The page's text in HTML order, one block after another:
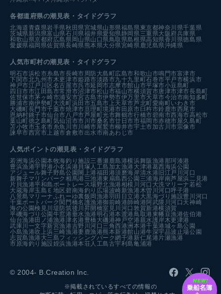
各都道府県の潮見表 ・タイドグラフ
北海道青森県岩手県秋田県宮城県山形県福島県 東京都神奈川県千葉県
茨城県 新潟県富山県石川県福井県愛知県静岡県 三重県大阪府兵庫県
和歌山県京都府広島県 岡山県山口県 鳥取県島根県高知県香川県徳島県
愛媛県福岡県佐賀県長崎県 熊本県大分県宮崎県 鹿児島県沖縄県
人気市町村の潮見表・タイドグラフ
明石市浜松市糸島市長崎市 周防大島町広島市和歌山市鳴門市富津市
下関市北九州市木更津市姫路市淡路市九十九里町石巻市平戸市横浜市
神戸市江戸川区名古屋市呉市延岡市志摩市館山市平塚市小豆島町
四日市市江田島市常滑市沼津市松山市福山市横須賀市唐津市津市長島町
佐世保市茅ヶ崎市浦安市宮古島市伊勢市伊万里市天草市今治市南知多町
勝浦市南伊勢町大洗町浜田市五島市 上天草市芦北町愛南町いわき市
大磯町長門市千葉市焼津市亘理町境港市田原市臼杵市鈴鹿市西尾市
恩納村銚子市仙台市 八戸市芦屋町光市舞鶴市行橋市碧南市西海市高松市
葉山町徳之島町気仙沼市市川市桑名市廿日市市福岡市赤穂市屋久島町
苫小牧市玉名市糸魚川市 川崎市尾鷲市柳井市宇土市加古川市宗像市
諫早市西宮市 上越市倉敷市出水市南あわじ市
人気ポイントの潮見表・タイドグラフ
若洲海浜公園本牧海釣り施設三番瀬 鹿島港横浜舞阪漁港 那珂湊港
豊浜漁港宇野港小名浜港 貝塚人工島 加太漁港 大津港葛西海浜公園
アジュール舞子野島公園閖上港福田港須磨海岸清水港 旧江戸川河口
新舞子マリンパーク 相馬港 三池港東扇島西公園 三浦海岸南芦屋浜 二見港
片貝漁港平和島ボートレース場野北漁港相模川河口 大洗マリーナ 若松
大蔵海岸玉島Ｅ地区碧南海釣り広場波崎新漁港 木曽川河口呼子港
八景島マリーナふれーゆ裏飯岡漁港羽田 日立港 大黒海づり施設豊川河口
千葉ポートパーク関門橋名護漁港御前崎港師崎港阿武隈川河口 天神崎
海の公園検見川堤防筑後川昇開橋室見川河口敦賀新港横須賀
平磯海づり公園牛窓港垂水漁港 明石港本渡港 鳥取港 東幡豆漁港佐伯港
仙台漁港田ノ浦漁港津名港 豊橋 大磯港神戸空港親水護岸 木更津港
武庫川一文字新宮漁港吉野川河口 三角西港洲本港千葉港城ヶ島公園
小島漁港吹上浜三崎漁港妻鹿漁港熊本新港館山港牛深宇品波止場公園
志賀島漁港 大三島フィッシングパーク網干港 新仁尾港 片瀬漁港
市原海釣り施設姪浜漁港本荘人工島古宇利島亀浦港
© 2004- B.Creation Inc.
※掲載されているすべての情報の